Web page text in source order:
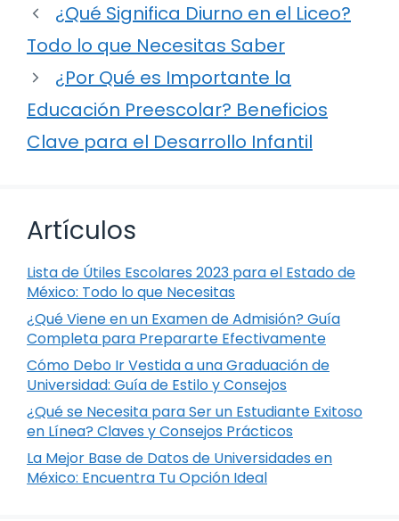
¿Qué Significa Diurno en el Liceo?
Todo lo que Necesitas Saber
¿Por Qué es Importante la
Educación Preescolar? Beneficios
Clave para el Desarrollo Infantil
Artículos
Lista de Útiles Escolares 2023 para el Estado de
México: Todo lo que Necesitas
¿Qué Viene en un Examen de Admisión? Guía
Completa para Prepararte Efectivamente
Cómo Debo Ir Vestida a una Graduación de
Universidad: Guía de Estilo y Consejos
¿Qué se Necesita para Ser un Estudiante Exitoso
en Línea? Claves y Consejos Prácticos
La Mejor Base de Datos de Universidades en
México: Encuentra Tu Opción Ideal